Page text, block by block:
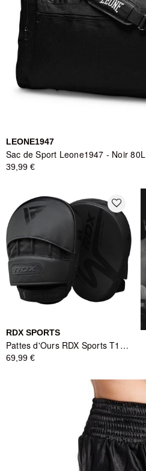
LEONE1947
Sac de Sport Leone1947 - Noir 80L
39,99 €
favorite_border
RDX SPORTS
Pattes d'Ours RDX Sports T15 - Cuir Combat ConvEX - Noir Mat
69,99 €